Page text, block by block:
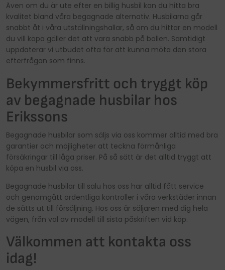
Även om du är ute efter en billig husbil kan du hitta bra
kvalitet bland våra begagnade alternativ. Husbilarna går
snabbt åt i våra utställningshallar, så om du hittar en modell
du vill köpa gäller det att vara snabb på bollen. Samtidigt
uppdaterar vi utbudet ofta för att kunna möta den stora
efterfrågan som finns.
Bekymmersfritt och tryggt köp
av begagnade husbilar hos
Erikssons
Begagnade husbilar som säljs via oss kommer alltid med bra
garantier och möjligheter att teckna förmånliga
försäkringar till låga priser. På så sätt är det alltid tryggt att
köpa en husbil via oss.
Begagnade husbilar till salu hos oss har alltid fått service
och genomgått ordentliga kontroller i våra verkstäder innan
de sätts ut till försäljning. Hos oss är säljaren med dig hela
vägen, från val av modell till sista påskriften vid köp.
Välkommen att kontakta oss
idag!